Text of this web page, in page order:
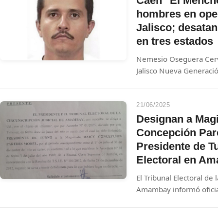
hombres en
Jalisco;
en tres estados
Nemesio Oseguera
Jalisco Nueva
una ola de
Michoacán, Guanajuato
21/06/2025
Designan a
Concepción
Presidente de
Electoral en
El Tribunal Electoral de
Amambay informó